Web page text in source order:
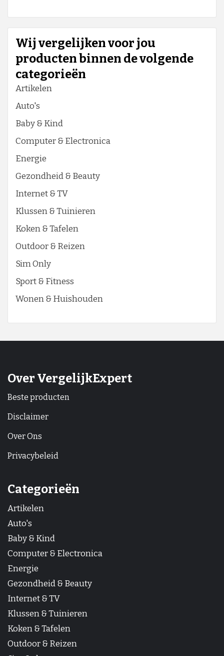
Wij vergelijken voor jou
producten binnen de volgende
categorieën
Artikelen
Auto's
Baby & Kind
Computer & Electronica
Energie
Gezondheid & Beauty
Internet & TV
Klussen & Tuinieren
Koken & Tafelen
Outdoor & Reizen
Sim Only
Sport & Fitness
Wonen & Huishouden
Over VergelijkExpert
Beste producten
Disclaimer
Over Ons
Privacybeleid
Categorieën
Artikelen
Auto's
Baby & Kind
Computer & Electronica
Energie
Gezondheid & Beauty
Internet & TV
Klussen & Tuinieren
Koken & Tafelen
Outdoor & Reizen